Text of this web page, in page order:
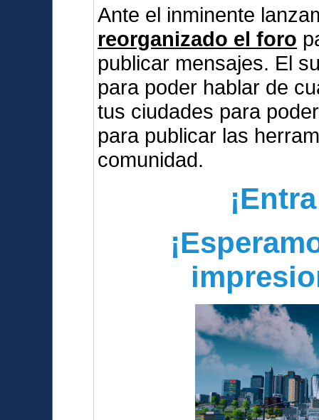
Ante el inminente
reorganizado el foro
publicar mensajes. El
para poder hablar de
tus ciudades para
para publicar las
comunidad.